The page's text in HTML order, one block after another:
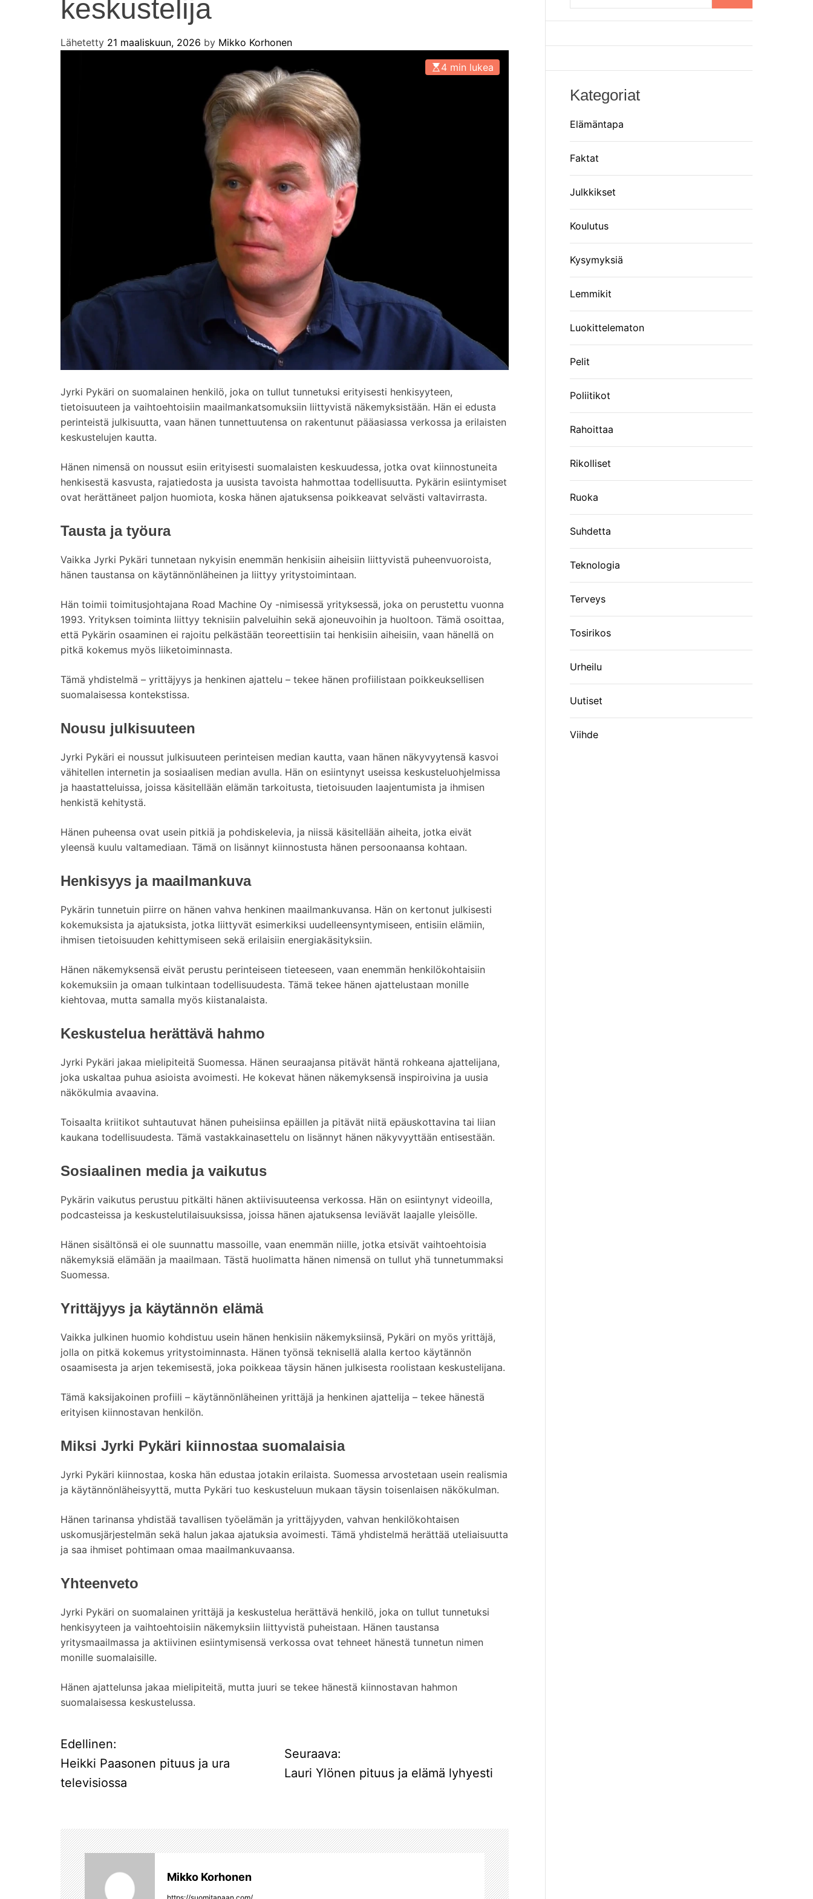
o
r
o
e
keskustelija
Lähetetty 21 maaliskuun, 2026 by Mikko Korhonen
4 min lukea
Jyrki Pykäri on suomalainen henkilö, joka on tullut tunnetuksi erityisesti henkisyyteen,
tietoisuuteen ja vaihtoehtoisiin maailmankatsomuksiin liittyvistä näkemyksistään. Hän ei edusta
perinteistä julkisuutta, vaan hänen tunnettuutensa on rakentunut pääasiassa verkossa ja erilaisten
keskustelujen kautta.
Hänen nimensä on noussut esiin erityisesti suomalaisten keskuudessa, jotka ovat kiinnostuneita
henkisestä kasvusta, rajatiedosta ja uusista tavoista hahmottaa todellisuutta. Pykärin esiintymiset
ovat herättäneet paljon huomiota, koska hänen ajatuksensa poikkeavat selvästi valtavirrasta.
Tausta ja työura
Vaikka Jyrki Pykäri tunnetaan nykyisin enemmän henkisiin aiheisiin liittyvistä puheenvuoroista,
hänen taustansa on käytännönläheinen ja liittyy yritystoimintaan.
Hän toimii toimitusjohtajana Road Machine Oy -nimisessä yrityksessä, joka on perustettu vuonna
1993. Yrityksen toiminta liittyy teknisiin palveluihin sekä ajoneuvoihin ja huoltoon. Tämä osoittaa,
että Pykärin osaaminen ei rajoitu pelkästään teoreettisiin tai henkisiin aiheisiin, vaan hänellä on
pitkä kokemus myös liiketoiminnasta.
Tämä yhdistelmä – yrittäjyys ja henkinen ajattelu – tekee hänen profiilistaan poikkeuksellisen
suomalaisessa kontekstissa.
Nousu julkisuuteen
Jyrki Pykäri ei noussut julkisuuteen perinteisen median kautta, vaan hänen näkyvyytensä kasvoi
vähitellen internetin ja sosiaalisen median avulla. Hän on esiintynyt useissa keskusteluohjelmissa
ja haastatteluissa, joissa käsitellään elämän tarkoitusta, tietoisuuden laajentumista ja ihmisen
henkistä kehitystä.
Hänen puheensa ovat usein pitkiä ja pohdiskelevia, ja niissä käsitellään aiheita, jotka eivät
yleensä kuulu valtamediaan. Tämä on lisännyt kiinnostusta hänen persoonaansa kohtaan.
Henkisyys ja maailmankuva
Pykärin tunnetuin piirre on hänen vahva henkinen maailmankuvansa. Hän on kertonut julkisesti
kokemuksista ja ajatuksista, jotka liittyvät esimerkiksi uudelleensyntymiseen, entisiin elämiin,
ihmisen tietoisuuden kehittymiseen sekä erilaisiin energiakäsityksiin.
Hänen näkemyksensä eivät perustu perinteiseen tieteeseen, vaan enemmän henkilökohtaisiin
kokemuksiin ja omaan tulkintaan todellisuudesta. Tämä tekee hänen ajattelustaan monille
kiehtovaa, mutta samalla myös kiistanalaista.
Keskustelua herättävä hahmo
Jyrki Pykäri jakaa mielipiteitä Suomessa. Hänen seuraajansa pitävät häntä rohkeana ajattelijana,
joka uskaltaa puhua asioista avoimesti. He kokevat hänen näkemyksensä inspiroivina ja uusia
näkökulmia avaavina.
Toisaalta kriitikot suhtautuvat hänen puheisiinsa epäillen ja pitävät niitä epäuskottavina tai liian
kaukana todellisuudesta. Tämä vastakkainasettelu on lisännyt hänen näkyvyyttään entisestään.
Sosiaalinen media ja vaikutus
Pykärin vaikutus perustuu pitkälti hänen aktiivisuuteensa verkossa. Hän on esiintynyt videoilla,
podcasteissa ja keskustelutilaisuuksissa, joissa hänen ajatuksensa leviävät laajalle yleisölle.
Hänen sisältönsä ei ole suunnattu massoille, vaan enemmän niille, jotka etsivät vaihtoehtoisia
näkemyksiä elämään ja maailmaan. Tästä huolimatta hänen nimensä on tullut yhä tunnetummaksi
Suomessa.
Yrittäjyys ja käytännön elämä
Vaikka julkinen huomio kohdistuu usein hänen henkisiin näkemyksiinsä, Pykäri on myös yrittäjä,
jolla on pitkä kokemus yritystoiminnasta. Hänen työnsä teknisellä alalla kertoo käytännön
osaamisesta ja arjen tekemisestä, joka poikkeaa täysin hänen julkisesta roolistaan keskustelijana.
Tämä kaksijakoinen profiili – käytännönläheinen yrittäjä ja henkinen ajattelija – tekee hänestä
erityisen kiinnostavan henkilön.
Miksi Jyrki Pykäri kiinnostaa suomalaisia
Jyrki Pykäri kiinnostaa, koska hän edustaa jotakin erilaista. Suomessa arvostetaan usein realismia
ja käytännönläheisyyttä, mutta Pykäri tuo keskusteluun mukaan täysin toisenlaisen näkökulman.
Hänen tarinansa yhdistää tavallisen työelämän ja yrittäjyyden, vahvan henkilökohtaisen
uskomusjärjestelmän sekä halun jakaa ajatuksia avoimesti. Tämä yhdistelmä herättää uteliaisuutta
ja saa ihmiset pohtimaan omaa maailmankuvaansa.
Yhteenveto
Jyrki Pykäri on suomalainen yrittäjä ja keskustelua herättävä henkilö, joka on tullut tunnetuksi
henkisyyteen ja vaihtoehtoisiin näkemyksiin liittyvistä puheistaan. Hänen taustansa
yritysmaailmassa ja aktiivinen esiintymisensä verkossa ovat tehneet hänestä tunnetun nimen
monille suomalaisille.
Hänen ajattelunsa jakaa mielipiteitä, mutta juuri se tekee hänestä kiinnostavan hahmon
suomalaisessa keskustelussa.
A
r
i
k
k
Edellinen:
Heikki Paasonen pituus ja ura
televisiossa
Seuraava:
Lauri Ylönen pituus ja elämä lyhyesti
Mikko Korhonen
Kategoriat
Elämäntapa
Faktat
Julkkikset
Koulutus
Kysymyksiä
Lemmikit
Luokittelematon
Pelit
Poliitikot
Rahoittaa
Rikolliset
Ruoka
Suhdetta
Teknologia
Terveys
Tosirikos
Urheilu
Uutiset
Viihde